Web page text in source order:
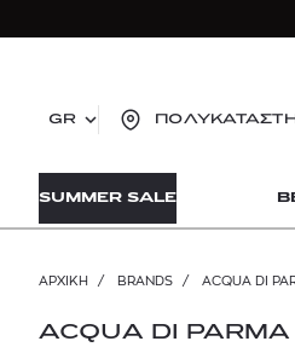
GR
SUMMER SALE
ΑΡΧΙΚΉ / BRANDS / ACQUA DI
ACQUA DI PARMA